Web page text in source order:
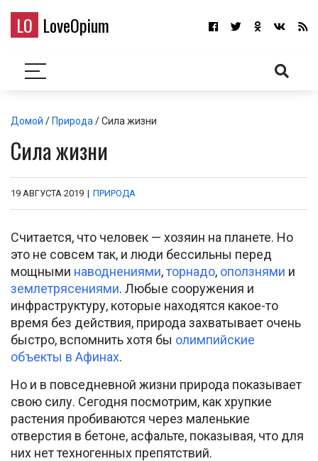
LO LoveOpium
Домой / Природа / Сила жизни
Сила жизни
19 АВГУСТА 2019 | ПРИРОДА
Считается, что человек — хозяин на планете. Но
это не совсем так, и люди бессильны перед
мощными наводнениями,торнадо, оползнями и
землетрясениями. Любые сооружения и
инфраструктуру, которые находятся какое-то
время без действия, природа захватывает очень
быстро, вспомнить хотя бы олимпийские
объекты в Афинах.
Но и в повседневной жизни природа показывает
свою силу. Сегодня посмотрим, как хрупкие
растения пробиваются через маленькие
отверстия в бетоне, асфальте, показывая, что для
них нет техногенных препятствий.